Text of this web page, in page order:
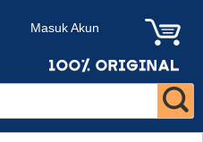
Masuk Akun